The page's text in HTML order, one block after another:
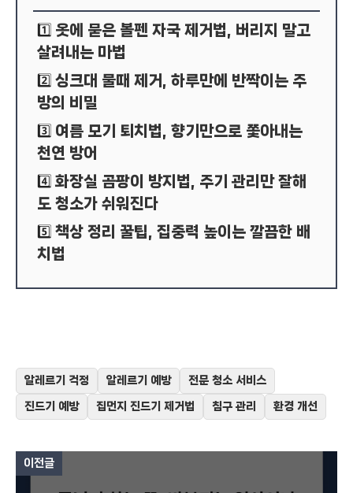
1️⃣ 옷에 묻은 볼펜 자국 제거법, 버리지 말고
살려내는 마법
2️⃣ 싱크대 물때 제거, 하루만에 반짝이는 주
방의 비밀
3️⃣ 여름 모기 퇴치법, 향기만으로 쫓아내는
천연 방어
4️⃣ 화장실 곰팡이 방지법, 주기 관리만 잘해
도 청소가 쉬워진다
5️⃣ 책상 정리 꿀팁, 집중력 높이는 깔끔한 배
치법
알레르기 걱정 알레르기 예방 전문 청소 서비스
진드기 예방 집먼지 진드기 제거법 침구 관리 환경 개선
이전글